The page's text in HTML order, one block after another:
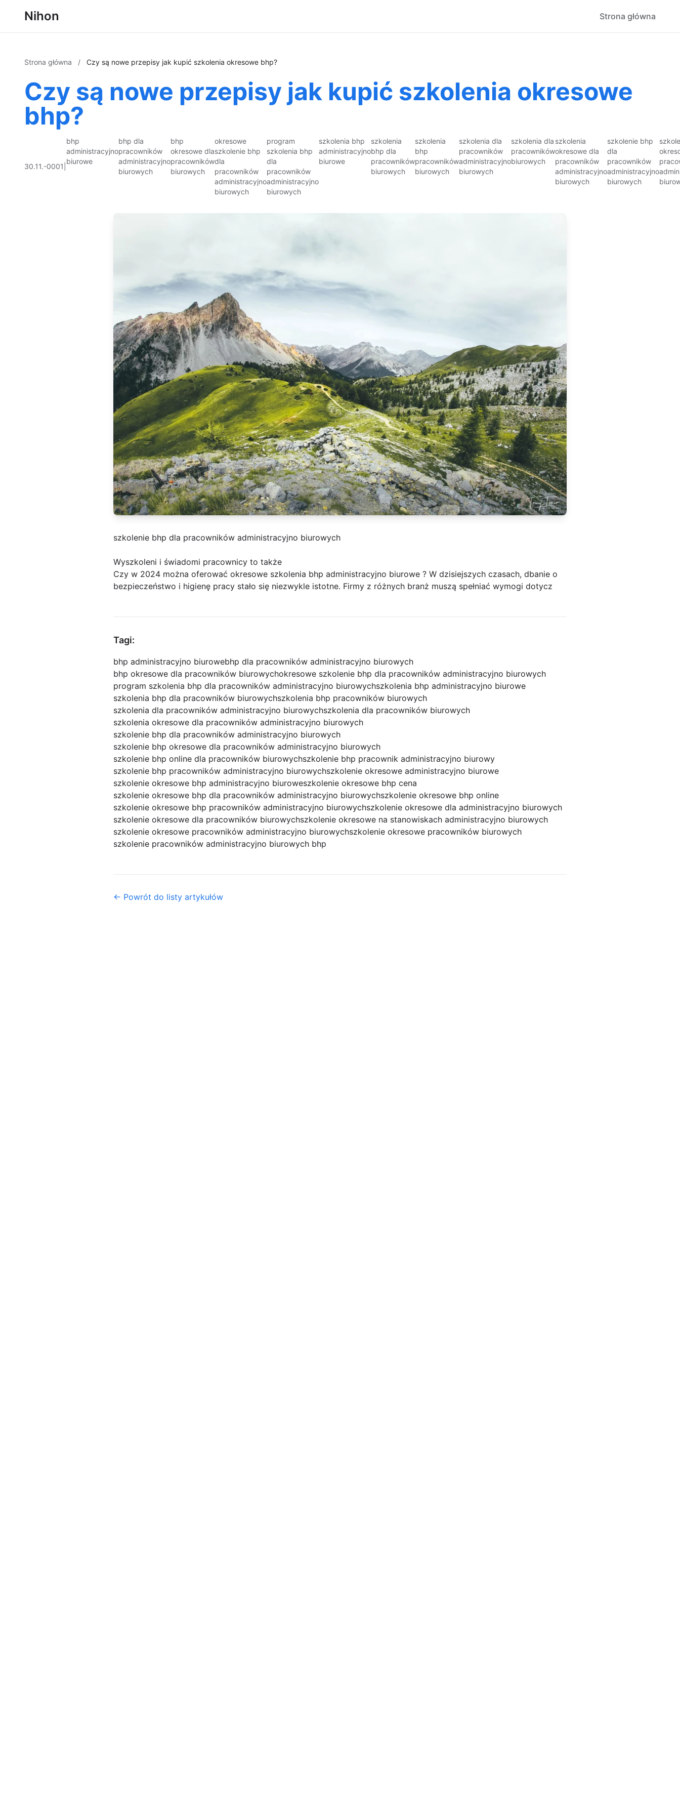
Nihon Strona główna
Strona główna / Czy są nowe przepisy jak kupić szkolenia okresowe bhp?
Czy są nowe przepisy jak kupić szkolenia okresowe
bhp?
30.11.-0001
bhp
administracyjno
biurowe
bhp dla
pracowników
administracyjno
biurowych
bhp
okresowe dla
pracowników
biurowych
okresowe
szkolenie bhp
dla
pracowników
administracyjno
biurowych
program
szkolenia bhp
dla
pracowników
administracyjno
biurowych
szkolenia bhp
administracyjno
biurowe
szkolenia
bhp dla
pracowników
biurowych
szkolenia
bhp
pracowników
biurowych
szkolenia dla
pracowników
administracyjno
biurowych
szkolenia dla
pracowników
biurowych
szkolenia
okresowe dla
pracowników
administracyjno
biurowych
szkolenie bhp
dla
pracowników
administracyjno
biurowych
szkolenie bhp dla pracowników administracyjno biurowych
Wyszkoleni i świadomi pracownicy to także
Czy w 2024 można oferować okresowe szkolenia bhp administracyjno biurowe ? W dzisiejszych czasach, dbanie o
bezpieczeństwo i higienę pracy stało się niezwykle istotne. Firmy z różnych branż muszą spełniać wymogi dotycz
Tagi:
bhp administracyjno biurowebhp dla pracowników administracyjno biurowych
bhp okresowe dla pracowników biurowychokresowe szkolenie bhp dla pracowników administracyjno biurowych
program szkolenia bhp dla pracowników administracyjno biurowychszkolenia bhp administracyjno biurowe
szkolenia bhp dla pracowników biurowychszkolenia bhp pracowników biurowych
szkolenia dla pracowników administracyjno biurowychszkolenia dla pracowników biurowych
szkolenia okresowe dla pracowników administracyjno biurowych
szkolenie bhp dla pracowników administracyjno biurowych
szkolenie bhp okresowe dla pracowników administracyjno biurowych
szkolenie bhp online dla pracowników biurowychszkolenie bhp pracownik administracyjno biurowy
szkolenie bhp pracowników administracyjno biurowychszkolenie okresowe administracyjno biurowe
szkolenie okresowe bhp administracyjno biuroweszkolenie okresowe bhp cena
szkolenie okresowe bhp dla pracowników administracyjno biurowychszkolenie okresowe bhp online
szkolenie okresowe bhp pracowników administracyjno biurowychszkolenie okresowe dla administracyjno biurowych
szkolenie okresowe dla pracowników biurowychszkolenie okresowe na stanowiskach administracyjno biurowych
szkolenie okresowe pracowników administracyjno biurowychszkolenie okresowe pracowników biurowych
szkolenie pracowników administracyjno biurowych bhp
← Powrót do listy artykułów